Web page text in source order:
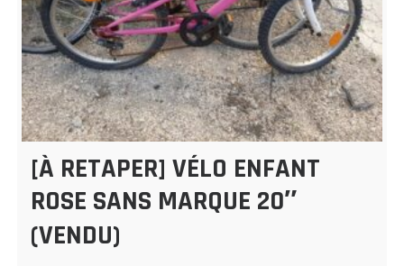
[À RETAPER] VÉLO ENFANT
ROSE SANS MARQUE 20″
(VENDU)